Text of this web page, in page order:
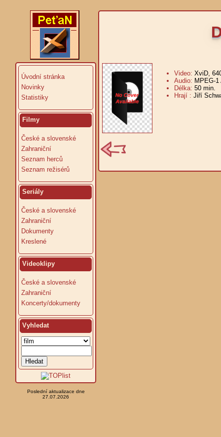
Úvodní stránka
Novinky
Statistiky
Filmy
České a slovenské
Zahraniční
Seznam herců
Seznam režisérů
Seriály
České a slovenské
Zahraniční
Dokumenty
Kreslené
Videoklipy
České a slovenské
Zahraniční
Koncerty/dokumenty
Vyhledat
Poslední aktualizace dne
27.07.2026
Video: XviD,
Audio: MPEG-
Délka: 50 min.
Hrají : Jiří